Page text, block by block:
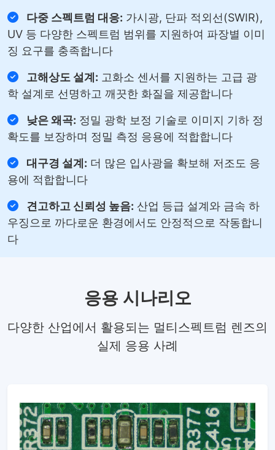
다중 스펙트럼 대응: 가시광, 단파 적외선(SWIR),
UV 등 다양한 스펙트럼 범위를 지원하여 파장별 이미
징 요구를 충족합니다
고해상도 설계: 고화소 센서를 지원하는 고급 광
학 설계로 선명하고 깨끗한 화질을 제공합니다
낮은 왜곡: 정밀 광학 보정 기술로 이미지 기하 정
확도를 보장하며 정밀 측정 응용에 적합합니다
대구경 설계: 더 많은 입사광을 확보해 저조도 응
용에 적합합니다
견고하고 신뢰성 높음: 산업 등급 설계와 금속 하
우징으로 까다로운 환경에서도 안정적으로 작동합니
다
응용 시나리오
다양한 산업에서 활용되는 멀티스펙트럼 렌즈의
실제 응용 사례